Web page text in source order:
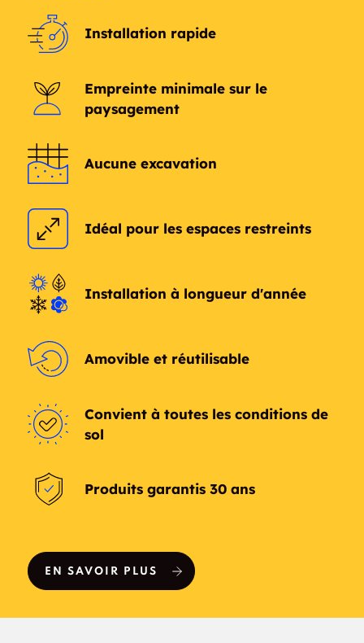
Bethany
Bethlehem
Birchwood Bishops Corner
Black Point Beach
Bloomfield Blue Hills
Bolton
Boston Ave
Bowers Bozrah
Branford Center
Bridgewater
Brookfield
Brooklawn
Installation rapide
Empreinte minimale sur le
paysagement
Aucune excavation
Idéal pour les espaces restreints
Installation à longueur d'année
Amovible et réutilisable
Convient à toutes les conditions de
sol
Produits garantis 30 ans
EN SAVOIR PLUS